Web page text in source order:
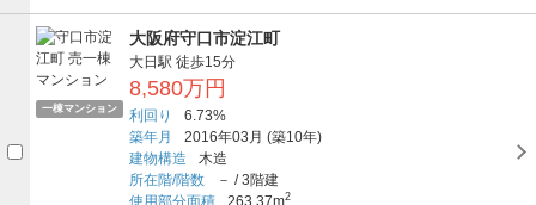
一棟マンション
大阪府守口市淀江町
大日駅 徒歩15分
8,580万円
利回り
6.73%
築年月
2016年03月 (築10年)
建物構造
木造
所在階/階数
－ /3階建
使用部分面積
263.37m2